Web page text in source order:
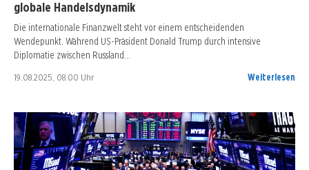
globale Handelsdynamik
Die internationale Finanzwelt steht vor einem entscheidenden
Wendepunkt. Während US-Präsident Donald Trump durch intensive
Diplomatie zwischen Russland…
19.08.2025, 08:00 Uhr Weiterlesen